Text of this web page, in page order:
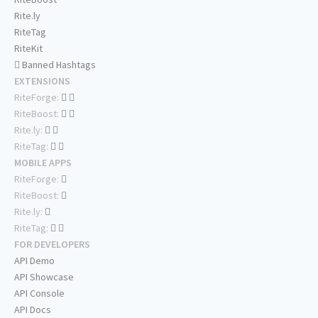
Rite.ly
RiteTag
RiteKit
Banned Hashtags
EXTENSIONS
RiteForge:
RiteBoost:
Rite.ly:
RiteTag:
MOBILE APPS
RiteForge:
RiteBoost:
Rite.ly:
RiteTag:
FOR DEVELOPERS
API Demo
API Showcase
API Console
API Docs